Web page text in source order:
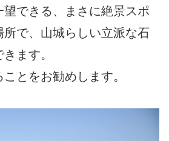
できる、まさに絶景スポ
所で、山城らしい立派な石
ます。
とをお勧めします。